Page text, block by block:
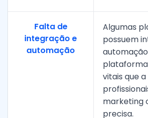
Falta de
integração e
automação
Algumas
possuem
vitais que
marketing
precisa.